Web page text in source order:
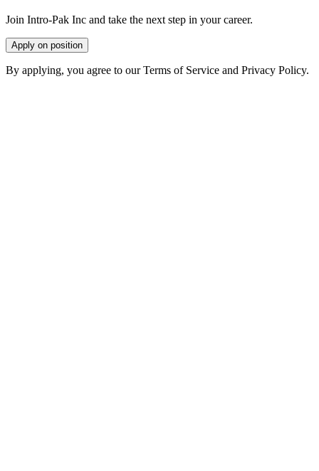
Join Intro-Pak Inc and take the next step in your career.
Apply on position
By applying, you agree to our Terms of Service and Privacy Policy.